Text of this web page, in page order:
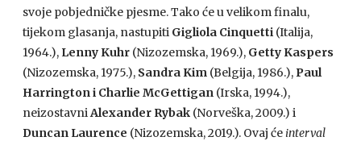
svoje pobjedničke pjesme. Tako će u velikom finalu,
tijekom glasanja, nastupiti Gigliola Cinquetti (Italija,
1964.), Lenny Kuhr (Nizozemska, 1969.), Getty Kaspers
(Nizozemska, 1975.), Sandra Kim (Belgija, 1986.), Paul
Harrington i Charlie McGettigan (Irska, 1994.),
neizostavniAlexander Rybak (Norveška, 2009.) i
Duncan Laurence (Nizozemska, 2019.). Ovaj će interval